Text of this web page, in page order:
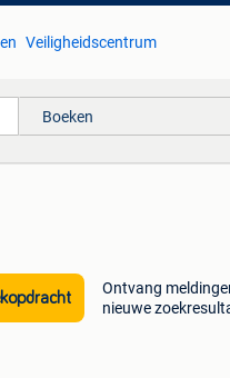
Veiligheidscentrum
Boeken
Ontvang
nieuwe